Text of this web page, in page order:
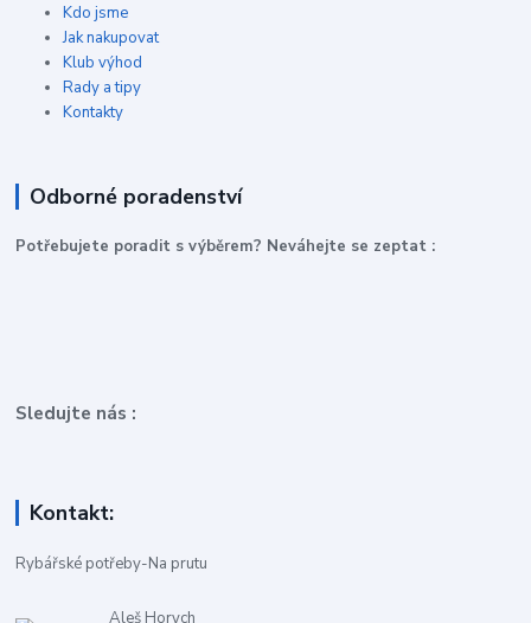
Kdo jsme
Jak nakupovat
Klub výhod
Rady a tipy
Kontakty
Odborné poradenství
Potřebujete poradit s výběrem? Neváhejte se zeptat :
Sledujte nás :
Kontakt:
Rybářské potřeby-Na prutu
Aleš Horych